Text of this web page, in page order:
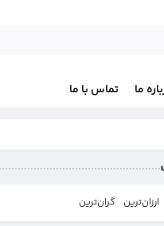
ما تماس با ما
ارزان‌ترین گران‌ترین